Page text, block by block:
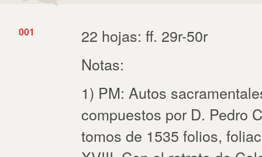
001
22 hojas: ff. 29r-50r
Notas:
1) PM: Autos
compuestos por D. Pedro
tomos de 1535 folios,